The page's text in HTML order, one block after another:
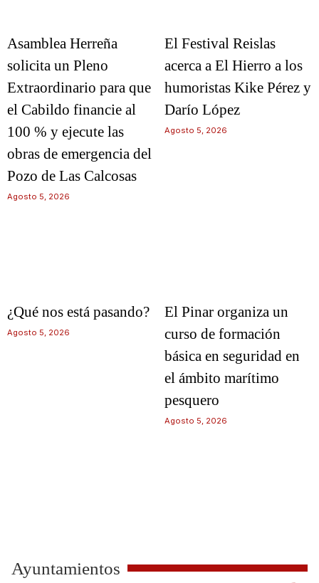
Asamblea Herreña
solicita un Pleno
Extraordinario para que
el Cabildo financie al
100 % y ejecute las
obras de emergencia del
Pozo de Las Calcosas
Agosto 5, 2026
El Festival Reislas
acerca a El Hierro a los
humoristas Kike Pérez y
Darío López
Agosto 5, 2026
¿Qué nos está pasando?
Agosto 5, 2026
El Pinar organiza un
curso de formación
básica en seguridad en
el ámbito marítimo
pesquero
Agosto 5, 2026
Ayuntamientos